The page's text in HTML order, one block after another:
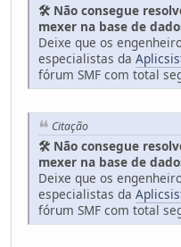
🛠️ Não consegue
mexer na base de
Deixe que os
especialistas da
fórum SMF com total
Citação
🛠️ Não consegue
mexer na base de
Deixe que os
especialistas da
fórum SMF com total